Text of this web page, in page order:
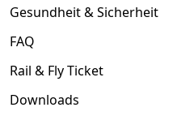
Gesundheit & Sicherheit
FAQ
Rail & Fly Ticket
Downloads